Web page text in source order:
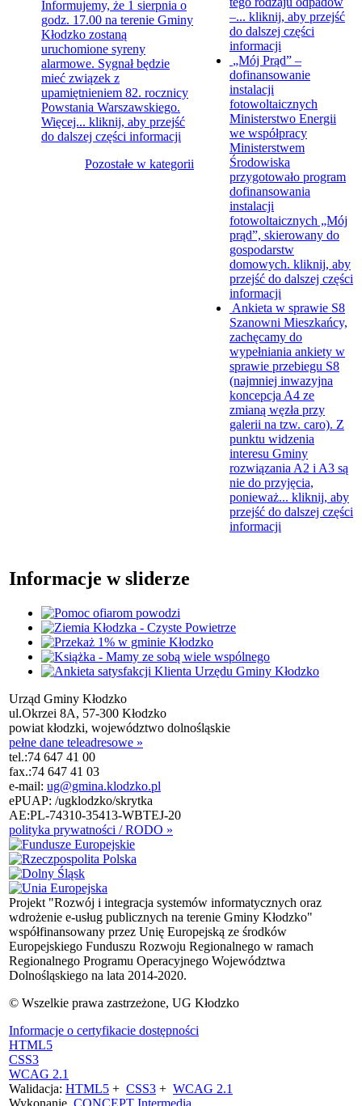
Informujemy, że 1 sierpnia o
godz. 17.00 na terenie Gminy
Kłodzko zostaną
uruchomione syreny
alarmowe. Sygnał będzie
mieć związek z
upamiętnieniem 82. rocznicy
Powstania Warszawskiego.
Więcej... kliknij, aby przejść
do dalszej części informacji
Pozostałe w kategorii
–... kliknij, aby przejść
do dalszej części
informacji
„Mój Prąd” –
dofinansowanie
instalacji
fotowoltaicznych
Ministerstwo Energii
we współpracy
Ministerstwem
Środowiska
przygotowało program
dofinansowania
instalacji
fotowoltaicznych „Mój
prąd”, skierowany do
gospodarstw
domowych. kliknij, aby
przejść do dalszej części
informacji
Ankieta w sprawie S8
Szanowni Mieszkańcy,
zachęcamy do
wypełniania ankiety w
sprawie przebiegu S8
(najmniej inwazyjna
koncepcja A4 ze
zmianą węzła przy
galerii na tzw. caro). Z
punktu widzenia
interesu Gminy
rozwiązania A2 i A3 są
nie do przyjęcia,
ponieważ... kliknij, aby
przejść do dalszej części
informacji
Informacje w sliderze
Urząd Gminy Kłodzko
ul.Okrzei 8A, 57-300 Kłodzko
powiat kłodzki, województwo dolnośląskie
pełne dane teleadresowe »
tel.:74 647 41 00
fax.:74 647 41 03
e-mail: ug@gmina.klodzko.pl
ePUAP: /ugklodzko/skrytka
AE:PL-74310-35413-WBTEJ-20
polityka prywatności / RODO »
Projekt "Rozwój i integracja systemów informatycznych oraz
wdrożenie e-usług publicznych na terenie Gminy Kłodzko"
współfinansowany przez Unię Europejską ze środków
Europejskiego Funduszu Rozwoju Regionalnego w ramach
Regionalnego Programu Operacyjnego Województwa
Dolnośląskiego na lata 2014-2020.
© Wszelkie prawa zastrzeżone, UG Kłodzko
Informacje o certyfikacie dostępności
HTML5
CSS3
WCAG 2.1
Walidacja: HTML5 + CSS3 + WCAG 2.1
Wykonanie CONCEPT Intermedia